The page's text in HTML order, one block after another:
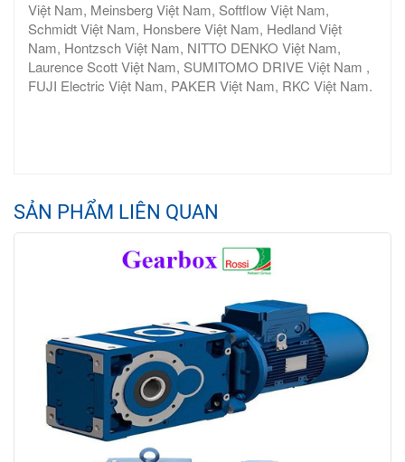
Việt Nam, Meinsberg Việt Nam, Softflow Việt Nam,
Schmidt Việt Nam, Honsbere Việt Nam, Hedland Việt
Nam, Hontzsch Việt Nam, NITTO DENKO Việt Nam,
Laurence Scott Việt Nam, SUMITOMO DRIVE Việt Nam ,
FUJI Electric Việt Nam, PAKER Việt Nam, RKC Việt Nam.
SẢN PHẨM LIÊN QUAN